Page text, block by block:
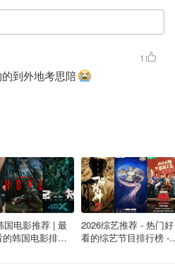
能的语言能力：阅读、写作、
的具体计划，他们可能需要满
。
项目申请的移民候选人将根据
技能的 CLB 水平最低为 7 分。
(FSTP)，候选人的口语和听
阅读和写作至少达到 4 级。此
下，根据其工作的国家职业分
的所有语言能力至少需要 CLB
到外地考思陪
1
国电影推荐 | 最
的韩国电影排行
2026综艺推荐 - 热门好
看的综艺节目排行榜 -